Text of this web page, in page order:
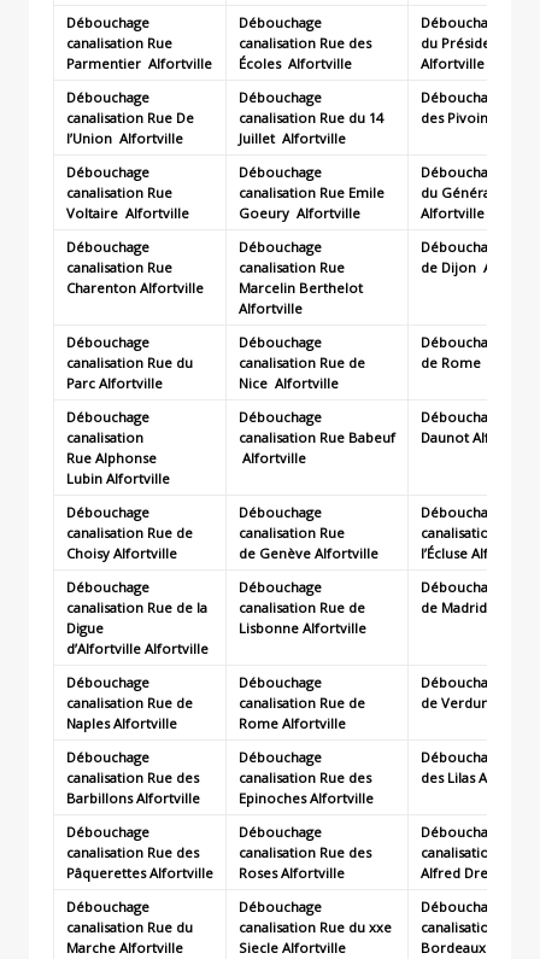
Débouchage
canalisation Rue
Parmentier Alfortville
Débouchage
canalisation Rue des
Écoles Alfortville
Débouchage
du Président
Alfortville
Débouchage
canalisation Rue De
l’Union Alfortville
Débouchage
canalisation Rue du 14
Juillet Alfortville
Débouchage
des Pivoines
Débouchage
canalisation Rue
Voltaire Alfortville
Débouchage
canalisation Rue Emile
Goeury Alfortville
Débouchage
du Général
Alfortville
Débouchage
canalisation Rue
Charenton Alfortville
Débouchage
canalisation Rue
Marcelin Berthelot
Alfortville
Débouchage
de Dijon
Débouchage
canalisation Rue du
Parc Alfortville
Débouchage
canalisation Rue de
Nice Alfortville
Débouchage
de Rome
Débouchage
canalisation
Rue Alphonse
Lubin Alfortville
Débouchage
canalisation Rue Babeuf
Alfortville
Débouchage
DaunotAlfortville
Débouchage
canalisation Rue de
Choisy Alfortville
Débouchage
canalisation Rue
de Genève Alfortville
Débouchage
canalisation Rue
l’Écluse Alfortville
Débouchage
canalisation Rue de la
Digue
d’Alfortville Alfortville
Débouchage
canalisation Rue de
Lisbonne Alfortville
Débouchage
de Madrid
Débouchage
canalisation Rue de
NaplesAlfortville
Débouchage
canalisation Rue de
Rome Alfortville
Débouchage
de Verdun
Débouchage
canalisation Rue des
BarbillonsAlfortville
Débouchage
canalisation Rue des
EpinochesAlfortville
Débouchage
des Lilas
Débouchage
canalisation Rue des
PâquerettesAlfortville
Débouchage
canalisation Rue des
RosesAlfortville
Débouchage
canalisation Rue
Alfred Dreyfus
Débouchage
canalisation Rue du
Marche Alfortville
Débouchage
canalisation Rue du xxe
Siecle Alfortville
Débouchage
canalisation Rue
Bordeaux